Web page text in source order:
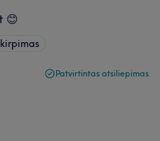
😊
Patvirtintas atsiliepimas